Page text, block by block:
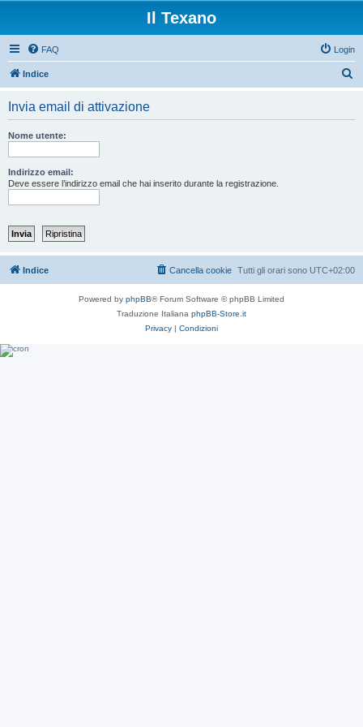
Il Texano
FAQ Login
Indice
Invia email di attivazione
Nome utente:
Indirizzo email:
Deve essere l’indirizzo email che hai inserito durante la registrazione.
Indice Tutti gli orari sono UTC+02:00
Cancella cookie
Powered by phpBB® Forum Software © phpBB Limited
Traduzione Italiana phpBB-Store.it
Privacy | Condizioni